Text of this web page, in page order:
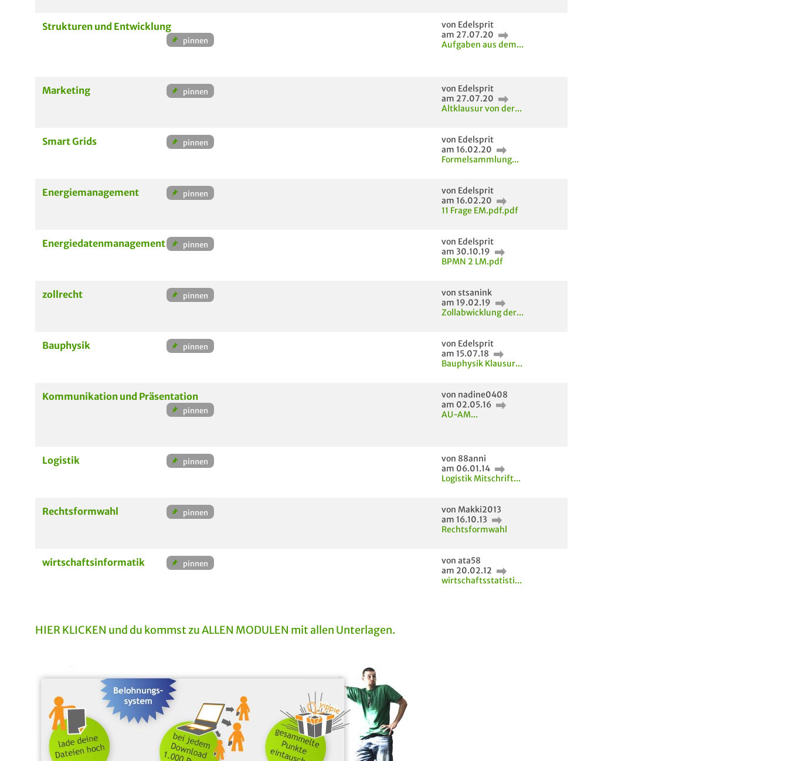
Strukturen und Entwicklung
von Edelsprit
am 27.07.20
Aufgaben aus dem...
Marketing
von Edelsprit
am 27.07.20
Altklausur von der...
Smart Grids
von Edelsprit
am 16.02.20
Formelsammlung...
Energiemanagement
von Edelsprit
am 16.02.20
11 Frage EM.pdf.pdf
Energiedatenmanagement
von Edelsprit
am 30.10.19
BPMN 2 LM.pdf
zollrecht
von stsanink
am 19.02.19
Zollabwicklung der...
Bauphysik
von Edelsprit
am 15.07.18
Bauphysik Klausur...
Kommunikation und Präsentation
von nadine0408
am 02.05.16
AU-AM...
Logistik
von 88anni
am 06.01.14
Logistik Mitschrift...
Rechtsformwahl
von Makki2013
am 16.10.13
Rechtsformwahl
wirtschaftsinformatik
von ata58
am 20.02.12
wirtschaftsstatisti...
HIER KLICKEN und du kommst zu ALLEN MODULEN mit allen Unterlagen.